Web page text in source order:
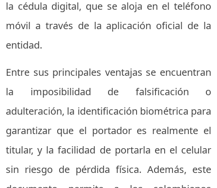
la cédula digital, que se aloja en el teléfono
móvil a través de la aplicación oficial de la
entidad.
Entre sus principales ventajas se encuentran
la imposibilidad de falsificación o
adulteración, la identificación biométrica para
garantizar que el portador es realmente el
titular, y la facilidad de portarla en el celular
sin riesgo de pérdida física. Además, este